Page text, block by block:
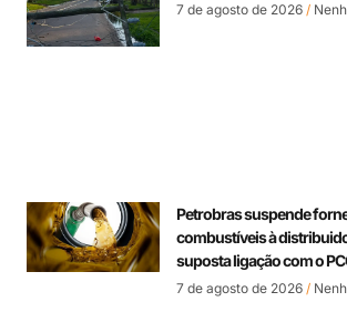
7 de agosto de 2026
Petrobras suspende
combustíveis à
suposta ligação com o
7 de agosto de 2026